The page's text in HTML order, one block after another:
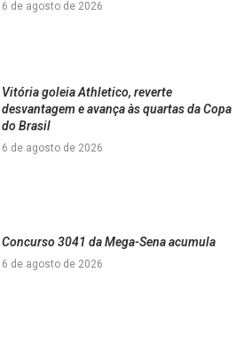
6 de agosto de 2026
Vitória goleia Athletico, reverte
desvantagem e avança às quartas da Copa
do Brasil
6 de agosto de 2026
Concurso 3041 da Mega-Sena acumula
6 de agosto de 2026